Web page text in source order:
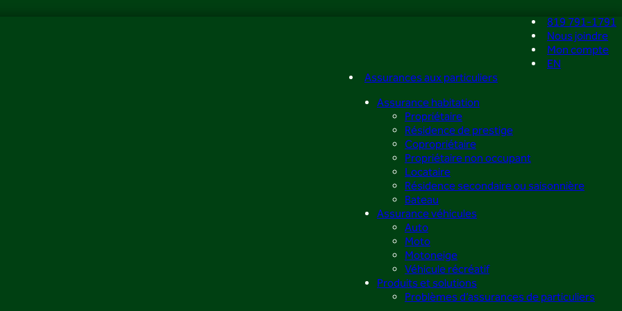
819 791-1791
Nous joindre
Mon compte
EN
Assurances aux particuliers
Assurance habitation
Propriétaire
Résidence de prestige
Copropriétaire
Propriétaire non occupant
Locataire
Résidence secondaire ou saisonnière
Bateau
Assurance véhicules
Auto
Moto
Motoneige
Véhicule récréatif
Produits et solutions
Problèmes d’assurances de particuliers